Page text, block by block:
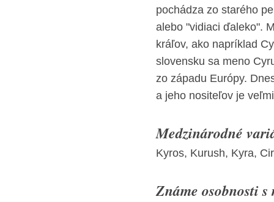
pochádza zo starého
alebo "vidiaci ďaleko".
kráľov, ako napríklad
slovensku sa meno
zo západu Európy.
a jeho nositeľov je
Medzinárodné
Kyros, Kurush, Kyra,
Známe osobnosti